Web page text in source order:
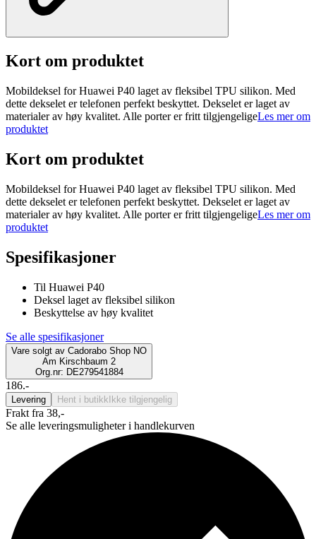
Kort om produktet
Mobildeksel for Huawei P40 laget av fleksibel TPU silikon. Med
dette dekselet er telefonen perfekt beskyttet. Dekselet er laget av
materialer av høy kvalitet. Alle porter er fritt tilgjengeligeLes mer om
produktet
Kort om produktet
Mobildeksel for Huawei P40 laget av fleksibel TPU silikon. Med
dette dekselet er telefonen perfekt beskyttet. Dekselet er laget av
materialer av høy kvalitet. Alle porter er fritt tilgjengeligeLes mer om
produktet
Spesifikasjoner
Til Huawei P40
Deksel laget av fleksibel silikon
Beskyttelse av høy kvalitet
Se alle spesifikasjoner
Vare solgt av Cadorabo Shop NO
Am Kirschbaum 2
Org.nr: DE279541884
186.-
Levering Hent i butikk Ikke tilgjengelig
Frakt fra 38,-
Se alle leveringsmuligheter i handlekurven